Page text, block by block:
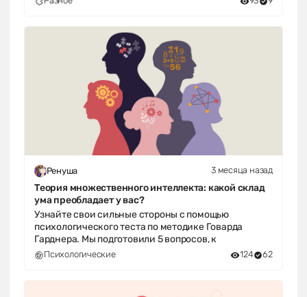
Ренуша 3 месяца назад
Теория множественного интеллекта: какой склад
ума преобладает у вас?
Узнайте свои сильные стороны с помощью
психологического теста по методике Говарда
Гарднера. Мы подготовили 5 вопросов, к
Психологические 124 62